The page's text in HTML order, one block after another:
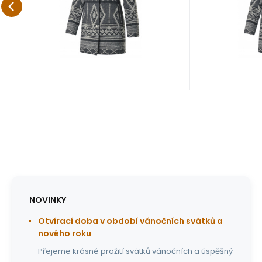
Oblíbený
Porovnat
moderního materiálu.
NOVINKY
Otvírací doba v období vánočních svátků a
nového roku
Přejeme krásné prožití svátků vánočních a úspěšný